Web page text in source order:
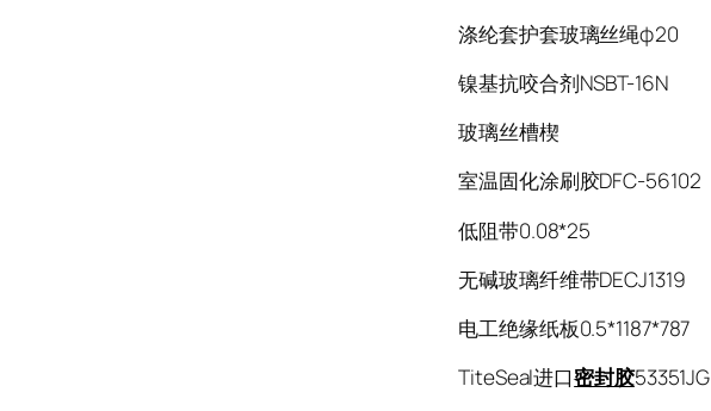
涤纶套护套玻璃丝绳φ20
镍基抗咬合剂NSBT-16N
玻璃丝槽楔
室温固化涂刷胶DFC-56102
低阻带0.08*25
无碱玻璃纤维带DECJ1319
电工绝缘纸板0.5*1187*787
TiteSeal进口密封胶53351JG